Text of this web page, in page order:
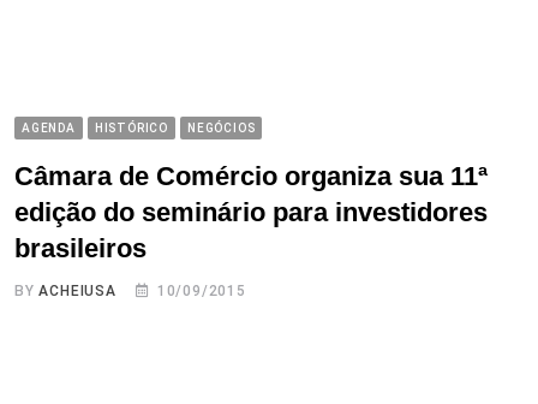
AGENDA HISTÓRICO NEGÓCIOS
Câmara de Comércio organiza sua 11ª
edição do seminário para investidores
brasileiros
BYACHEIUSA 10/09/2015